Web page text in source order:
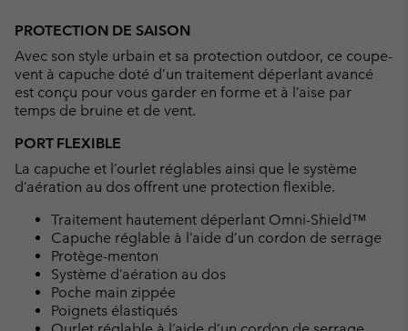
PROTECTION DE SAISON
Avec son style urbain et sa protection outdoor, ce coupe-
vent à capuche doté d’un traitement déperlant avancé
est conçu pour vous garder en forme et à l’aise par
temps de bruine et de vent.
PORT FLEXIBLE
La capuche et l’ourlet réglables ainsi que le système
d’aération au dos offrent une protection flexible.
Traitement hautement déperlant Omni-Shield™
Capuche réglable à l’aide d’un cordon de serrage
Protège-menton
Système d’aération au dos
Poche main zippée
Poignets élastiqués